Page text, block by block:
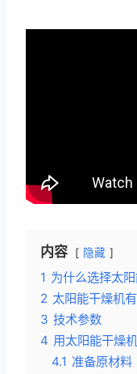
内容 隐藏
1 为什么选择太阳
2 太阳能干燥机
3 技术参数
4 用太阳能干燥
4.1 准备原材料